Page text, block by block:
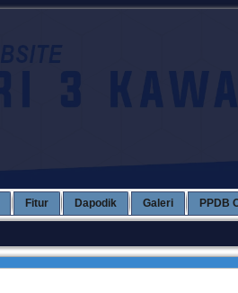
Fitur Dapodik Galeri PPDB